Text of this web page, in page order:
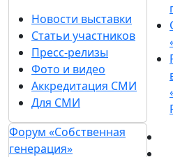
Новости выставки
Статьи участников
Пресс-релизы
Фото и видео
Аккредитация СМИ
Для СМИ
Форум «Собственная
генерация»